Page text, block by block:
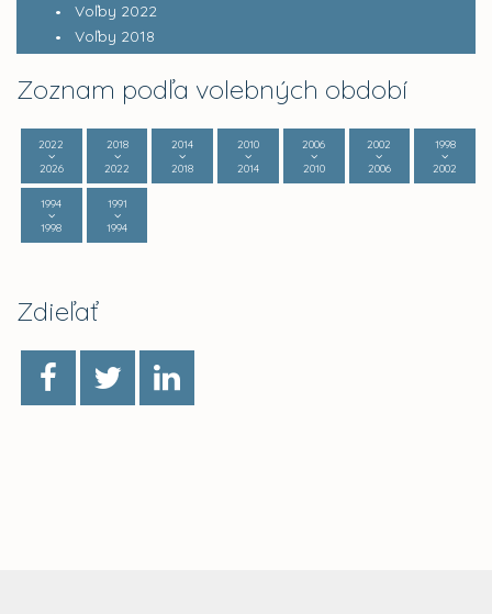
Voľby 2022
Voľby 2018
Zoznam podľa volebných období
2022
2026
2018
2022
2014
2018
2010
2014
2006
2010
2002
2006
1998
2002
1994
1998
1991
1994
Zdieľať